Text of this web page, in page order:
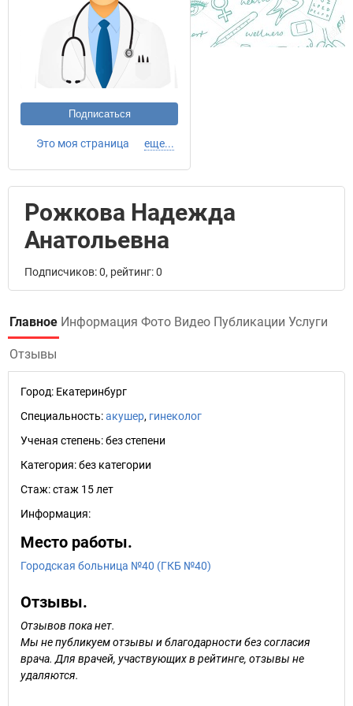
Подписаться
Это моя страница еще...
Рожкова Надежда
Анатольевна
Подписчиков: 0, рейтинг: 0
Главное Информация Фото Видео Публикации Услуги
Отзывы
Город: Екатеринбург
Специальность:акушер, гинеколог
Ученая степень:без степени
Категория:без категории
Стаж:стаж 15 лет
Информация:
Место работы.
Городская больница №40 (ГКБ №40)
Отзывы.
Отзывов пока нет.
Мы не публикуем отзывы и благодарности без согласия
врача. Для врачей, участвующих в рейтинге, отзывы не
удаляются.